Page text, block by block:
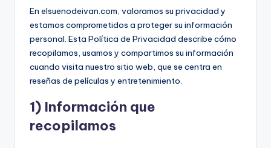
En elsuenodeivan.com, valoramos su privacidad y
estamos comprometidos a proteger su información
personal. Esta Política de Privacidad describe cómo
recopilamos, usamos y compartimos su información
cuando visita nuestro sitio web, que se centra en
reseñas de películas y entretenimiento.
1) Información que
recopilamos